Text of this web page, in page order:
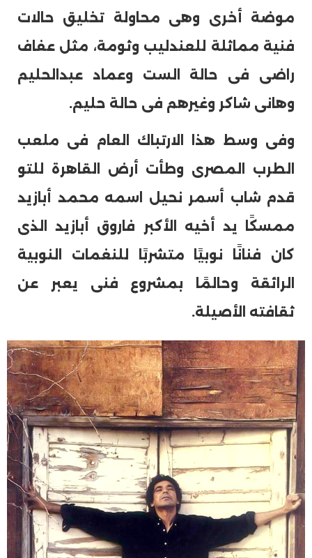
موضة أخرى وهى محاولة تخليق حالات
فنية مماثلة للعندليب وثومة، مثل عفاف
راضى فى حالة الست وعماد عبدالحليم
وهانى شاكر وغيرهم فى حالة حليم.
وفى وسط هذا الارتباك العام فى ملعب
الطرب المصرى وطأت أرض القاهرة للتو
قدم شاب أسمر نحيل اسمه محمد أبازيد
ممسكًا يد أخيه الأكبر فاروق أبازيد الذى
كان فنانًا نوبيًا متشربًا للنغمات النوبية
الرائقة وحالمًا بمشروع فنى يعبر عن
ثقافته الأصيلة.